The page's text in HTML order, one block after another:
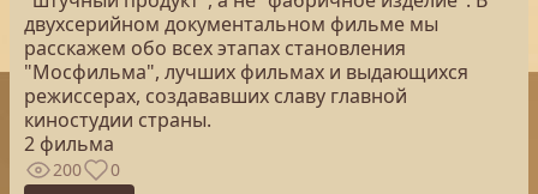
двухсерийном документальном фильме мы
расскажем обо всех этапах становления
"Мосфильма", лучших фильмах и выдающихся
режиссерах, создававших славу главной
киностудии страны.
2 фильма
200 0